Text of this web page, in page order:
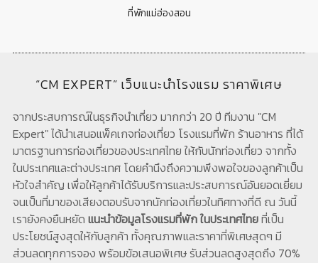
ที่พักแม่ฮ่องสอน
“CM EXPERT” เว็บแนะนำโรงแรม ราคาพิเศษ
จากประสบการณ์ในธุรกิจนำเที่ยว มากกว่า 20 ปี ทีมงาน "CM
Expert" ได้นำเสนอแพ็คเกจท่องเที่ยว โรงแรมที่พัก ร้านอาหาร ที่ได้
มาตรฐานการท่องเที่ยวของประเทศไทย ให้กับนักท่องเที่ยว จากทั้ง
ในประเทศและต่างประเทศ โดยคำนึงถึงความพึงพอใจของลูกค้าเป็น
หัวใจสำคัญ เพื่อให้ลูกค้าได้รับบริการและประสบการณ์อันยอดเยี่ยม
จนเป็นที่มาของเสียงตอบรับจากนักท่องเที่ยวในทิศทางที่ดี ณ วันนี้
เรายังคงยืนหยัด แนะนำข้อมูลโรงแรมที่พัก ในประเทศไทยที่เป็น
ประโยชน์สูงสุดให้กับลูกค้า ทั้งคุณภาพและราคาที่พิเศษสุดๆ มี
ส่วนลดทุกการจอง พร้อมข้อเสนอพิเศษ รับส่วนลดสูงสุดถึง 70%